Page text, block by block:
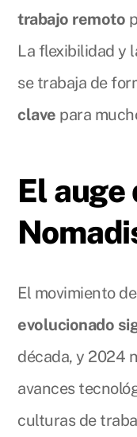
trabajo remoto
La flexibilidad y
se trabaja de
clave para
El auge
El movimiento
evolucionado
década, y 2024
avances
culturas de